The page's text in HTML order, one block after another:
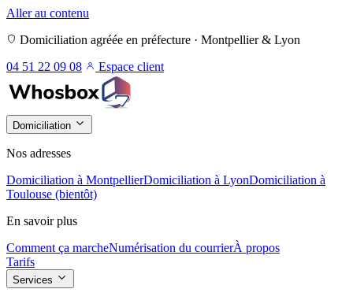
Aller au contenu
Domiciliation agréée en préfecture · Montpellier & Lyon
04 51 22 09 08
Espace client
Domiciliation
Nos adresses
Domiciliation à MontpellierDomiciliation à LyonDomiciliation à
Toulouse (bientôt)
En savoir plus
Comment ça marcheNumérisation du courrierÀ propos
Tarifs
Services